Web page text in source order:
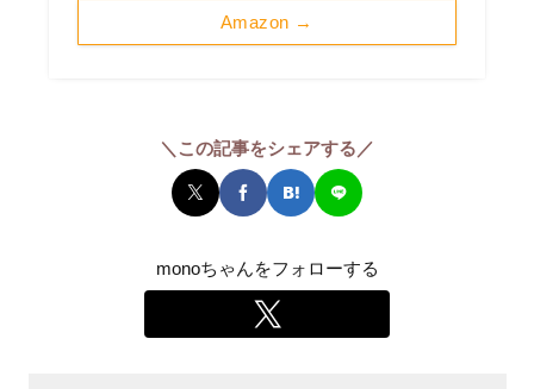
Amazon →
＼この記事をシェアする／
monoちゃんをフォローする